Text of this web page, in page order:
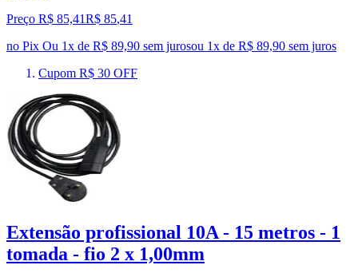
Preço R$ 85,41R$ 85,41
no Pix Ou 1x de R$ 89,90 sem jurosou 1x de R$ 89,90 sem juros
Cupom R$ 30 OFF
Extensão profissional 10A - 15 metros - 1
tomada - fio 2 x 1,00mm